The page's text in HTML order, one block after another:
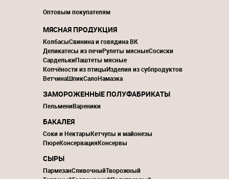
Оптовым покупателям
МЯСНАЯ ПРОДУКЦИЯ
КолбасыСвинина и говядина ВК
Деликатесы из печиРулеты мясныеСосиски
СарделькиПаштеты мясные
Копчёности из птицыИзделия из субпродуктов
ВетчинаШпикСалоНамазка
ЗАМОРОЖЕННЫЕ ПОЛУФАБРИКАТЫ
ПельмениВареники
БАКАЛЕЯ
Соки и НектарыКетчупы и майонезы
ПюреКонсервацияКонсервы
СЫРЫ
ПармезанСливочныйТворожный